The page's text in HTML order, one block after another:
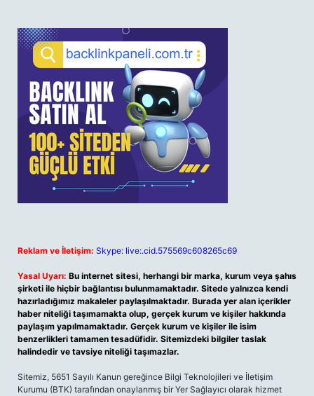
Reklam ve İletişim: Skype: live:.cid.575569c608265c69
Yasal Uyarı: Bu internet sitesi, herhangi bir marka, kurum veya şahıs
şirketi ile hiçbir bağlantısı bulunmamaktadır. Sitede yalnızca kendi
hazırladığımız makaleler paylaşılmaktadır. Burada yer alan içerikler
haber niteliği taşımamakta olup, gerçek kurum ve kişiler hakkında
paylaşım yapılmamaktadır. Gerçek kurum ve kişiler ile isim
benzerlikleri tamamen tesadüfidir. Sitemizdeki bilgiler taslak
halindedir ve tavsiye niteliği taşımazlar.
Sitemiz, 5651 Sayılı Kanun gereğince Bilgi Teknolojileri ve İletişim
Kurumu (BTK) tarafından onaylanmış bir Yer Sağlayıcı olarak hizmet